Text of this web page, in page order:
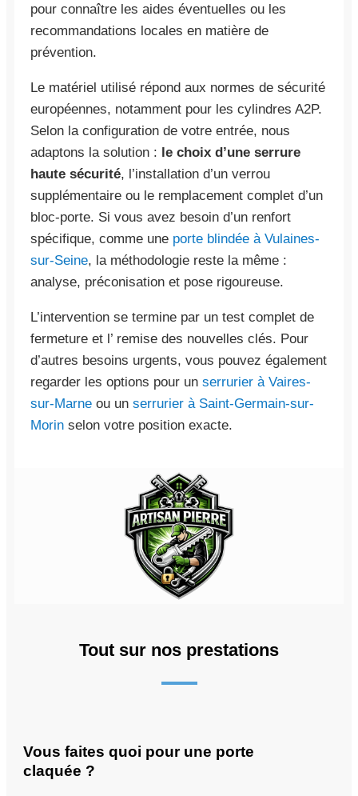
pour connaître les aides éventuelles ou les
recommandations locales en matière de
prévention.
Le matériel utilisé répond aux normes de sécurité
européennes, notamment pour les cylindres A2P.
Selon la configuration de votre entrée, nous
adaptons la solution : le choix d’une serrure
haute sécurité, l’installation d’un verrou
supplémentaire ou le remplacement complet d’un
bloc-porte. Si vous avez besoin d’un renfort
spécifique, comme une porte blindée à Vulaines-
sur-Seine, la méthodologie reste la même :
analyse, préconisation et pose rigoureuse.
L’intervention se termine par un test complet de
fermeture et l’ remise des nouvelles clés. Pour
d’autres besoins urgents, vous pouvez également
regarder les options pour un serrurier à Vaires-
sur-Marne ou un serrurier à Saint-Germain-sur-
Morin selon votre position exacte.
Tout sur nos prestations
Vous faites quoi pour une porte
claquée ?